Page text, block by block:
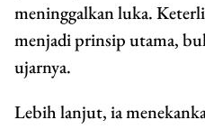
meninggalkan luka.
menjadi prinsip utama,
ujarnya.
Lebih lanjut, ia